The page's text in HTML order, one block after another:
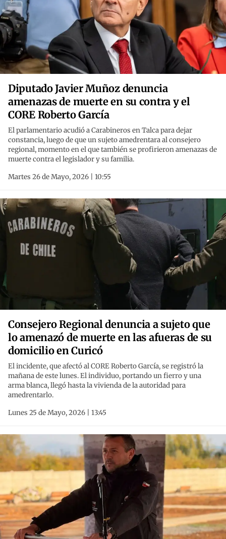
Diputado Javier Muñoz denuncia
amenazas de muerte en su contra y el
CORE Roberto García
El parlamentario acudió a Carabineros en Talca para dejar
constancia, luego de que un sujeto amedrentara al consejero
regional, momento en el que también se profirieron amenazas de
muerte contra el legislador y su familia.
Martes 26 de Mayo, 2026 | 10:55
Consejero Regional denuncia a sujeto que
lo amenazó de muerte en las afueras de su
domicilio en Curicó
El incidente, que afectó al CORE Roberto García, se registró la
mañana de este lunes. El individuo, portando un fierro y una
arma blanca, llegó hasta la vivienda de la autoridad para
amedrentarlo.
Lunes 25 de Mayo, 2026 | 13:45